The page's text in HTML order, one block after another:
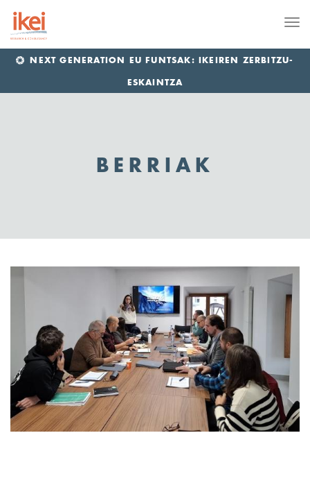
NEXT GENERATION EU FUNTSAK: IKEIREN ZERBITZU-
ESKAINTZA
BERRIAK